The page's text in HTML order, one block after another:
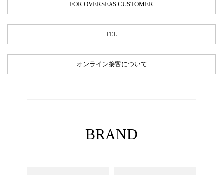
FOR OVERSEAS CUSTOMER
TEL
オンライン接客について
BRAND